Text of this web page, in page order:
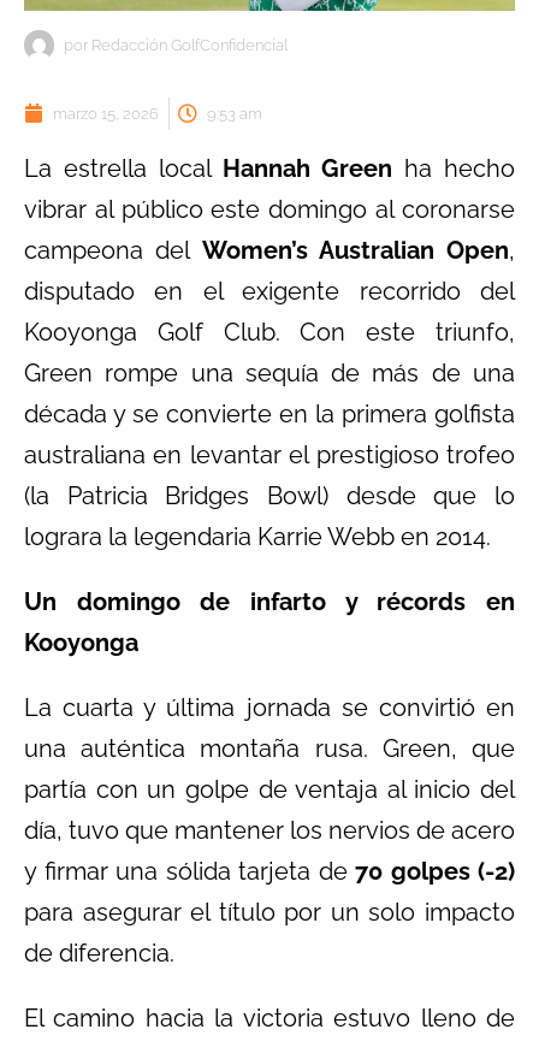
por Redacción GolfConfidencial
marzo 15, 2026 9:53 am
La estrella local Hannah Green ha hecho
vibrar al público este domingo al coronarse
campeona del Women’s Australian Open,
disputado en el exigente recorrido del
Kooyonga Golf Club. Con este triunfo,
Green rompe una sequía de más de una
década y se convierte en la primera golfista
australiana en levantar el prestigioso trofeo
(la Patricia Bridges Bowl) desde que lo
lograra la legendaria Karrie Webb en 2014.
Un domingo de infarto y récords en
Kooyonga
La cuarta y última jornada se convirtió en
una auténtica montaña rusa. Green, que
partía con un golpe de ventaja al inicio del
día, tuvo que mantener los nervios de acero
y firmar una sólida tarjeta de 70 golpes (-2)
para asegurar el título por un solo impacto
de diferencia.
El camino hacia la victoria estuvo lleno de